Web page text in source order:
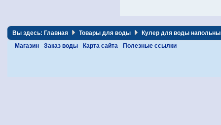
Вы здесь: Главная Товары для воды
Кулер для воды
Магазин
Заказ воды Карта сайта Полезные ссылки